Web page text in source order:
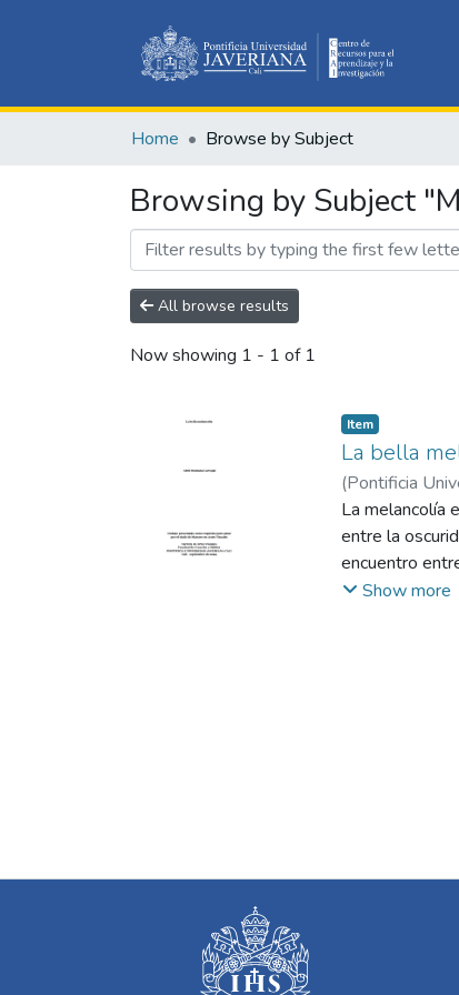
Home Browse by Subject
Browsing by Subject
All browse results
Now showing 1 - 1 of 1
Item
La bella
(Pontificia
La melancolía
entre la
encuentro
expresión
Show more